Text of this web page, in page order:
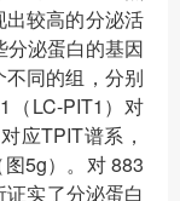
较高的分泌活
泌蛋白的基因
同的组，分别
（LC-PIT1）对
应TPIT谱系，
5g）。对 883
实了分泌蛋白